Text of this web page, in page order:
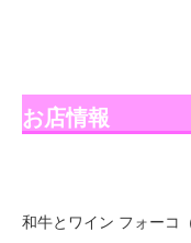
お店情報
和牛とワイン フォーコ